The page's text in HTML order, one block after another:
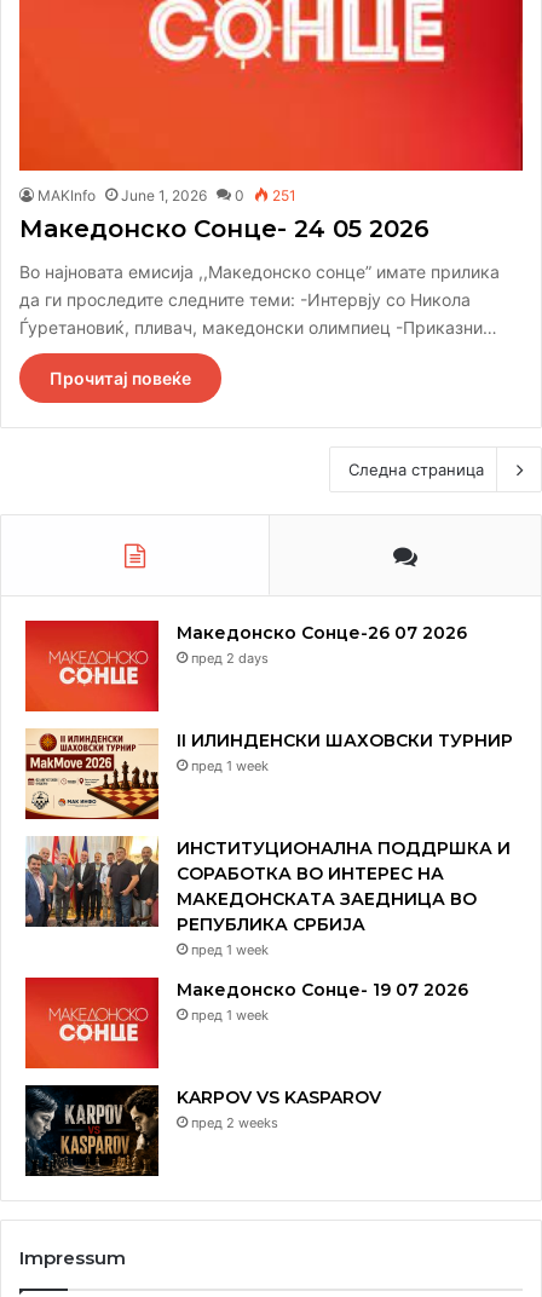
MAKInfo June 1, 2026 0 251
Македонско Сонце- 24 05 2026
Во најновата емисија ,,Македонско сонце” имате прилика
да ги проследите следните теми: -Интервју со Никола
Ѓуретановиќ, пливач, македонски олимпиец -Приказни…
Прочитај повеќе
Следна страница
Македонско Сонце-26 07 2026
пред 2 days
II ИЛИНДЕНСКИ ШАХОВСКИ ТУРНИР
пред 1 week
ИНСТИТУЦИОНАЛНА ПОДДРШКА И
СОРАБОТКА ВО ИНТЕРЕС НА
МАКЕДОНСКАТА ЗАЕДНИЦА ВО
РЕПУБЛИКА СРБИЈА
пред 1 week
Македонско Сонце- 19 07 2026
пред 1 week
KARPOV VS KASPAROV
пред 2 weeks
Impressum